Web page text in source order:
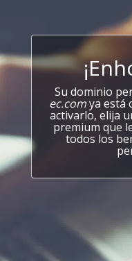
Su dominio
ec.comya está
activarlo, elija
premium que
todos los